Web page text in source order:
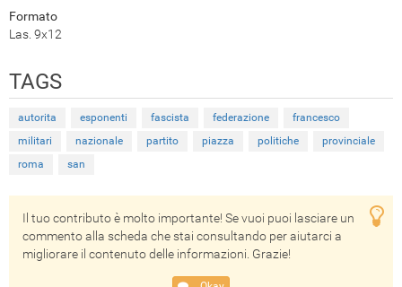
Formato
Las. 9x12
TAGS
autorita esponenti fascista federazione
francesco
militari
nazionale partito piazza politiche
provinciale
roma
san
Il tuo contributo è molto importante! Se vuoi puoi lasciare un
commento alla scheda che stai consultando per aiutarci a
migliorare il contenuto delle informazioni. Grazie!